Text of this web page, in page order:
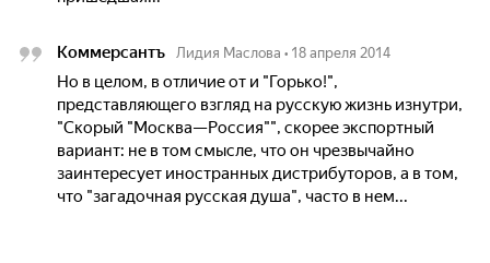
Коммерсантъ Лидия Маслова • 18 апреля 2014
Но в целом, в отличие от и "Горько!",
представляющего взгляд на русскую жизнь изнутри,
"Скорый "Москва—Россия"", скорее экспортный
вариант: не в том смысле, что он чрезвычайно
заинтересует иностранных дистрибуторов, а в том,
что "загадочная русская душа", часто в нем...